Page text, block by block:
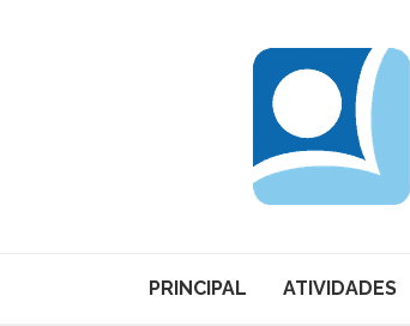
PRINCIPAL ATIVIDADES